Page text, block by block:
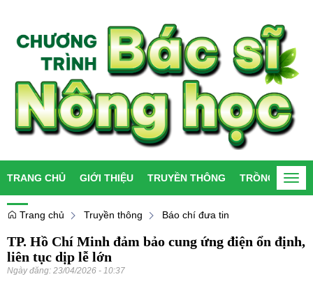
TRANG CHỦ GIỚI THIỆU TRUYỀN THÔNG TRỒNG TRỌT
Trang chủ Truyền thông Báo chí đưa tin
TP. Hồ Chí Minh đảm bảo cung ứng điện ổn định,
liên tục dịp lễ lớn
Ngày đăng: 23/04/2026 - 10:37